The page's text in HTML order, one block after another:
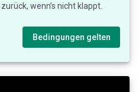
wenn’s nicht klappt.
Bedingungen gelten